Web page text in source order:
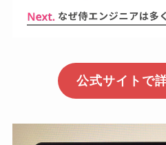
公式サイトで